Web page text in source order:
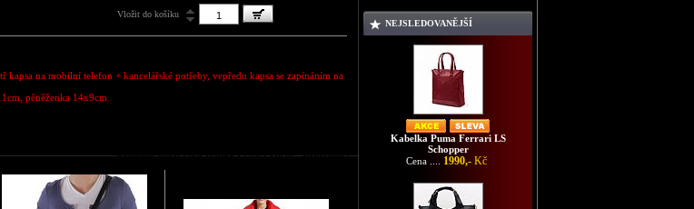
Vložit do košíku
kapsa na mobilní telefon + kancelářské potřeby, vepředu kapsa se zapínáním na
pěněženka 14x9cm
Podobné zboží jako Dámská taška Head - růžovobílá
NEJSLEDOVANĚJŠÍ
Kabelka Puma Ferrari LS
Schopper
Cena .... 1990,- Kč